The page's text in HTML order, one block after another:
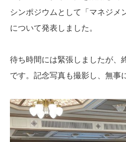
シンポジウムとして「マネジメ
について発表しました。
待ち時間には緊張しましたが、
です。 記念写真も撮影し、無事